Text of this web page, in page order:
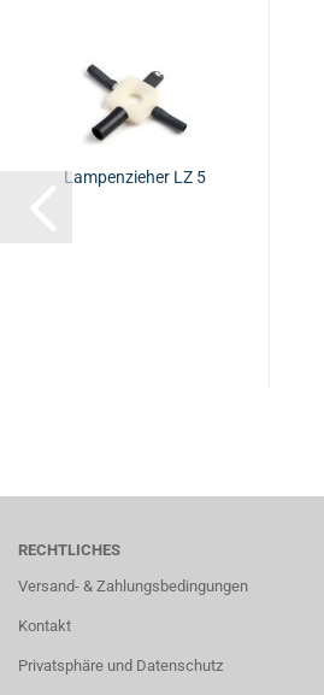
Lam­pen­zie­her LZ 5
RECHTLICHES
Versand- & Zahlungsbedingungen
Kontakt
Privatsphäre und Datenschutz